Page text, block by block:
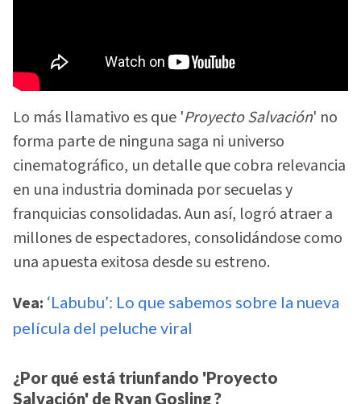
Lo más llamativo es que 'Proyecto Salvación' no
forma parte de ninguna saga ni universo
cinematográfico, un detalle que cobra relevancia
en una industria dominada por secuelas y
franquicias consolidadas. Aun así, logró atraer a
millones de espectadores, consolidándose como
una apuesta exitosa desde su estreno.
Vea: ‘Labubu’: Lo que sabemos sobre la nueva
película del peluche viral
¿Por qué está triunfando 'Proyecto
Salvación' de Ryan Gosling ?